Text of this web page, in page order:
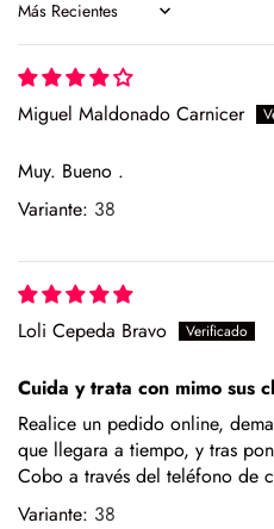
tejidos delicados.
Si prefieres lavar en casa,
secar en percha y a la sombra
color.
¿Vas a usar lavadora? Elige
puedan dañar el tejido.
Para el planchado, utiliza
plancha del revés. Así evitarás
Evita la exposición directa al
de la prenda.
Para los zapatos:
Nuestros zapatos están hechos
como piel o yute, que
Sort by
Miguel Maldonado Carnicer
Muy. Bueno .
38
Loli Cepeda Bravo
Cuida y trata con mimo sus
Realice un pedido online,
que llegara a tiempo, y tras
Cobo a través del teléfono de
38